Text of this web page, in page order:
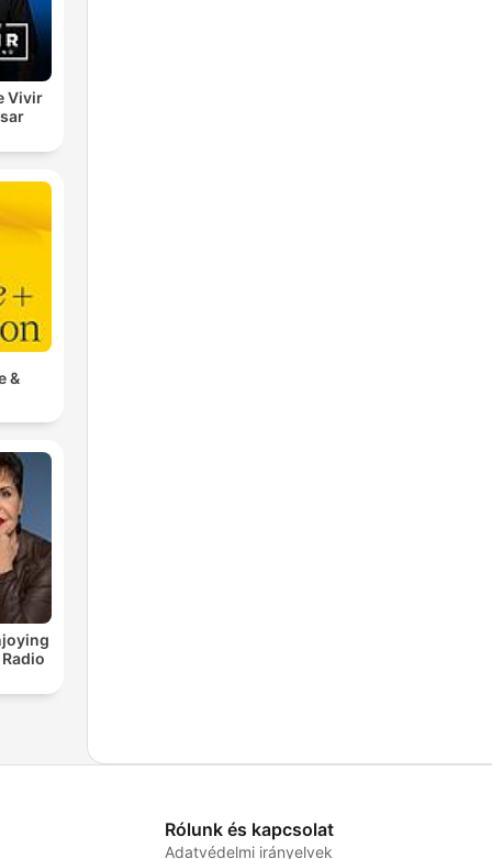
Vivir
&
Rólunk és kapcsolat
Adatvédelmi irányelvek